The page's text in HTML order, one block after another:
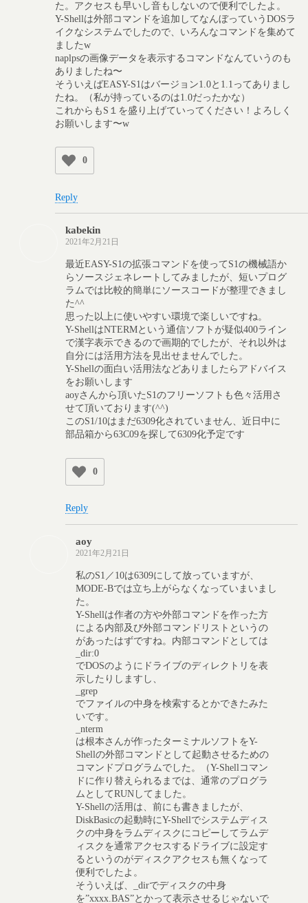
た。アクセスも早いし音もしないので便利でしたよ。
Y-Shellは外部コマンドを追加してなんぼっていうDOSラ
イクなシステムでしたので、いろんなコマンドを集めて
ましたw
naplpsの画像データを表示するコマンドなんていうのも
ありましたね〜
そういえばEASY-S1はバージョン1.0と1.1ってありまし
たね。（私が持っているのは1.0だったかな）
これからもS１を盛り上げていってください！よろしく
お願いします〜w
0
Reply
kabekin
2021年2月21日
最近EASY-S1の拡張コマンドを使ってS1の機械語か
らソースジェネレートしてみましたが、短いプログ
ラムでは比較的簡単にソースコードが整理できまし
た^^
思った以上に使いやすい環境で楽しいですね。
Y-ShellはNTERMという通信ソフトが疑似400ライン
で漢字表示できるので画期的でしたが、それ以外は
自分には活用方法を見出せませんでした。
Y-Shellの面白い活用法などありましたらアドバイス
をお願いします
aoyさんから頂いたS1のフリーソフトも色々活用さ
せて頂いております(^^)
このS1/10はまだ6309化されていません、近日中に
部品箱から63C09を探して6309化予定です
0
Reply
aoy
2021年2月21日
私のS1／10は6309にして放っていますが、
MODE-Bでは立ち上がらなくなっていまいまし
た。
Y-Shellは作者の方や外部コマンドを作った方
による内部及び外部コマンドリストというの
があったはずですね。内部コマンドとしては
_dir:0
でDOSのようにドライブのディレクトリを表
示したりしますし、
_grep
でファイルの中身を検索するとかできたみた
いです。
_nterm
は根本さんが作ったターミナルソフトをY-
Shellの外部コマンドとして起動させるための
コマンドプログラムでした。（Y-Shellコマン
ドに作り替えられるまでは、通常のプログラ
ムとしてRUNしてました。
Y-Shellの活用は、前にも書きましたが、
DiskBasicの起動時にY-Shellでシステムディス
クの中身をラムディスクにコピーしてラムデ
ィスクを通常アクセスするドライブに設定す
るというのがディスクアクセスも無くなって
便利でしたよ。
そういえば、_dirでディスクの中身
を”xxxx.BAS”とかって表示させるじゃないで